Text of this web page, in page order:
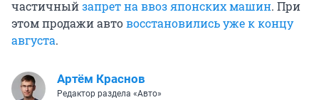
частичныйзапрет на ввоз японских машин. При
этом продажи автовосстановились уже к концу
августа.
Артём Краснов
Редактор раздела «Авто»